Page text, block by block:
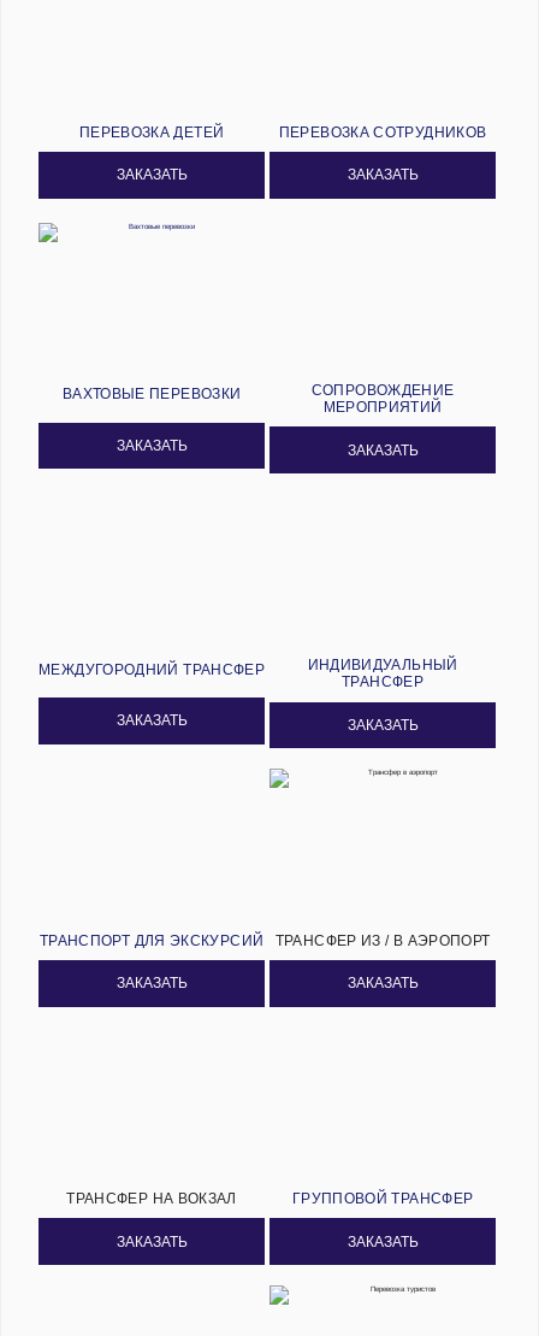
ПЕРЕВОЗКА ДЕТЕЙ
ЗАКАЗАТЬ
ПЕРЕВОЗКА СОТРУДНИКОВ
ЗАКАЗАТЬ
ВАХТОВЫЕ ПЕРЕВОЗКИ
ЗАКАЗАТЬ
СОПРОВОЖДЕНИЕ
МЕРОПРИЯТИЙ
ЗАКАЗАТЬ
МЕЖДУГОРОДНИЙ ТРАНСФЕР
ЗАКАЗАТЬ
ИНДИВИДУАЛЬНЫЙ
ТРАНСФЕР
ЗАКАЗАТЬ
ТРАНСПОРТ ДЛЯ ЭКСКУРСИЙ
ЗАКАЗАТЬ
ТРАНСФЕР ИЗ / В АЭРОПОРТ
ЗАКАЗАТЬ
ТРАНСФЕР НА ВОКЗАЛ
ЗАКАЗАТЬ
ГРУППОВОЙ ТРАНСФЕР
ЗАКАЗАТЬ